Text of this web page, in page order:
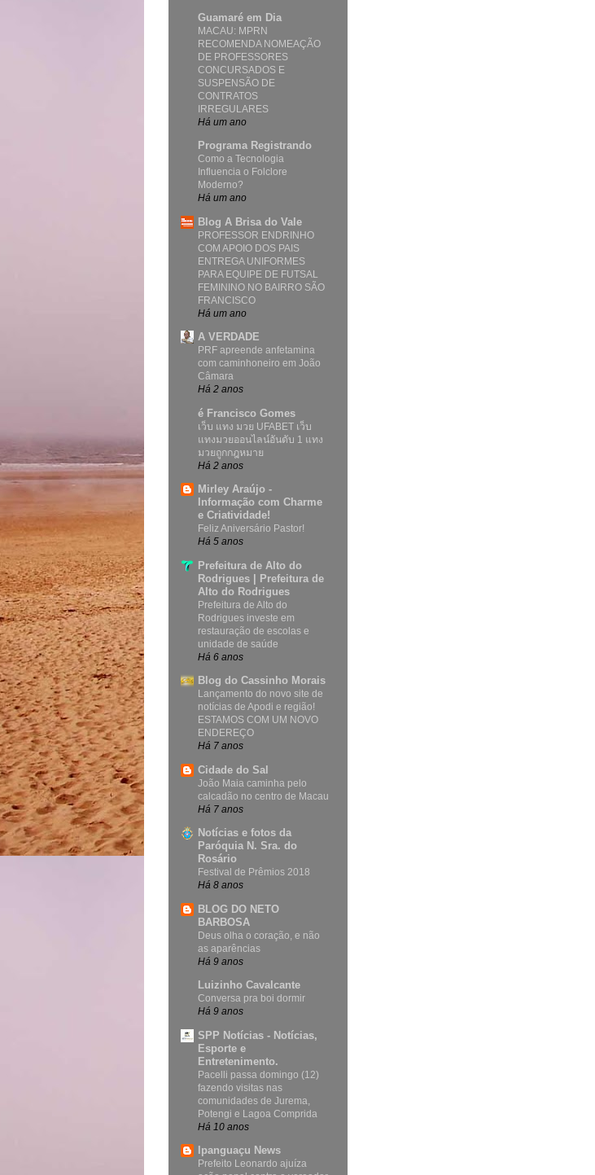
Guamaré em Dia
MACAU: MPRN
RECOMENDA NOMEAÇÃO
DE PROFESSORES
CONCURSADOS E
SUSPENSÃO DE
CONTRATOS
IRREGULARES
Há um ano
Programa Registrando
Como a Tecnologia
Influencia o Folclore
Moderno?
Há um ano
Blog A Brisa do Vale
PROFESSOR ENDRINHO
COM APOIO DOS PAIS
ENTREGA UNIFORMES
PARA EQUIPE DE FUTSAL
FEMININO NO BAIRRO SÃO
FRANCISCO
Há um ano
A VERDADE
PRF apreende anfetamina
com caminhoneiro em João
Câmara
Há 2 anos
é Francisco Gomes
เว็บ แทง มวย UFABET เว็บ
แทงมวยออนไลน์อันดับ 1 แทง
มวยถูกกฎหมาย
Há 2 anos
Mirley Araújo -
Informação com Charme
e Criatividade!
Feliz Aniversário Pastor!
Há 5 anos
Prefeitura de Alto do
Rodrigues | Prefeitura de
Alto do Rodrigues
Prefeitura de Alto do
Rodrigues investe em
restauração de escolas e
unidade de saúde
Há 6 anos
Blog do Cassinho Morais
Lançamento do novo site de
notícias de Apodi e região!
ESTAMOS COM UM NOVO
ENDEREÇO
Há 7 anos
Cidade do Sal
João Maia caminha pelo
calcadão no centro de Macau
Há 7 anos
Notícias e fotos da
Paróquia N. Sra. do
Rosário
Festival de Prêmios 2018
Há 8 anos
BLOG DO NETO
BARBOSA
Deus olha o coração, e não
as aparências
Há 9 anos
Luizinho Cavalcante
Conversa pra boi dormir
Há 9 anos
SPP Notícias - Notícias,
Esporte e
Entretenimento.
Pacelli passa domingo (12)
fazendo visitas nas
comunidades de Jurema,
Potengi e Lagoa Comprida
Há 10 anos
Ipanguaçu News
Prefeito Leonardo ajuíza